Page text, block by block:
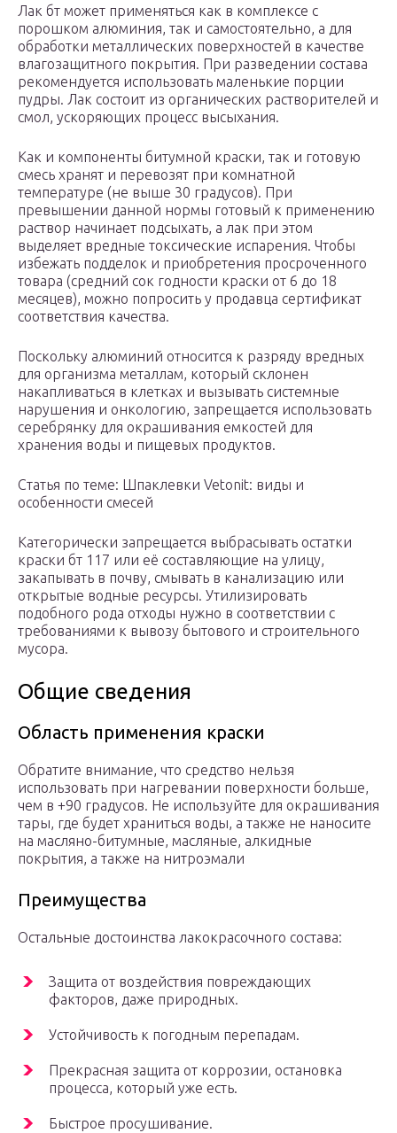
Лак бт может применяться как в комплексе с
порошком алюминия, так и самостоятельно, а для
обработки металлических поверхностей в качестве
влагозащитного покрытия. При разведении состава
рекомендуется использовать маленькие порции
пудры. Лак состоит из органических растворителей и
смол, ускоряющих процесс высыхания.
Как и компоненты битумной краски, так и готовую
смесь хранят и перевозят при комнатной
температуре (не выше 30 градусов). При
превышении данной нормы готовый к применению
раствор начинает подсыхать, а лак при этом
выделяет вредные токсические испарения. Чтобы
избежать подделок и приобретения просроченного
товара (средний сок годности краски от 6 до 18
месяцев), можно попросить у продавца сертификат
соответствия качества.
Поскольку алюминий относится к разряду вредных
для организма металлам, который склонен
накапливаться в клетках и вызывать системные
нарушения и онкологию, запрещается использовать
серебрянку для окрашивания емкостей для
хранения воды и пищевых продуктов.
Статья по теме: Шпаклевки Vetonit: виды и
особенности смесей
Категорически запрещается выбрасывать остатки
краски бт 117 или её составляющие на улицу,
закапывать в почву, смывать в канализацию или
открытые водные ресурсы. Утилизировать
подобного рода отходы нужно в соответствии с
требованиями к вывозу бытового и строительного
мусора.
Общие сведения
Область применения краски
Обратите внимание, что средство нельзя
использовать при нагревании поверхности больше,
чем в +90 градусов. Не используйте для окрашивания
тары, где будет храниться воды, а также не наносите
на масляно-битумные, масляные, алкидные
покрытия, а также на нитроэмали
Преимущества
Остальные достоинства лакокрасочного состава:
Защита от воздействия повреждающих
факторов, даже природных.
Устойчивость к погодным перепадам.
Прекрасная защита от коррозии, остановка
процесса, который уже есть.
Быстрое просушивание.